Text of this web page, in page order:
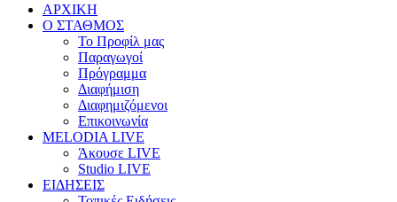
ΑΡΧΙΚΗ
Ο ΣΤΑΘΜΟΣ
Το Προφίλ μας
Παραγωγοί
Πρόγραμμα
Διαφήμιση
Διαφημιζόμενοι
Επικοινωνία
MELODIA LIVE
Άκουσε LIVE
Studio LIVE
ΕΙΔΗΣΕΙΣ